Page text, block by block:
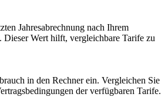
Jahresabrechnung nach Ihrem
Dieser Wert hilft, vergleichbare Tarife zu
in den Rechner ein. Vergleichen Sie
der verfügbaren Tarife.